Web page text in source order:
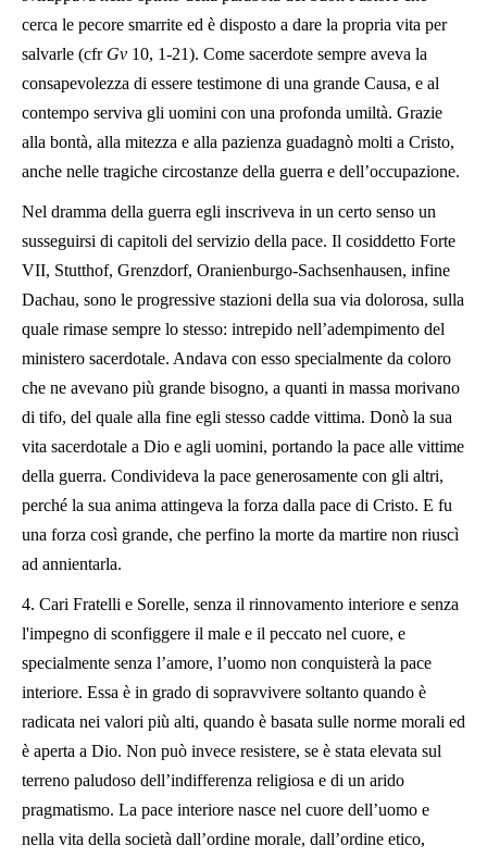
cerca le pecore smarrite ed è disposto a dare la propria vita per
salvarle (cfr Gv 10, 1-21). Come sacerdote sempre aveva la
consapevolezza di essere testimone di una grande Causa, e al
contempo serviva gli uomini con una profonda umiltà. Grazie
alla bontà, alla mitezza e alla pazienza guadagnò molti a Cristo,
anche nelle tragiche circostanze della guerra e dell’occupazione.
Nel dramma della guerra egli inscriveva in un certo senso un
susseguirsi di capitoli del servizio della pace. Il cosiddetto Forte
VII, Stutthof, Grenzdorf, Oranienburgo-Sachsenhausen, infine
Dachau, sono le progressive stazioni della sua via dolorosa, sulla
quale rimase sempre lo stesso: intrepido nell’adempimento del
ministero sacerdotale. Andava con esso specialmente da coloro
che ne avevano più grande bisogno, a quanti in massa morivano
di tifo, del quale alla fine egli stesso cadde vittima. Donò la sua
vita sacerdotale a Dio e agli uomini, portando la pace alle vittime
della guerra. Condivideva la pace generosamente con gli altri,
perché la sua anima attingeva la forza dalla pace di Cristo. E fu
una forza così grande, che perfino la morte da martire non riuscì
ad annientarla.
4. Cari Fratelli e Sorelle, senza il rinnovamento interiore e senza
l'impegno di sconfiggere il male e il peccato nel cuore, e
specialmente senza l’amore, l’uomo non conquisterà la pace
interiore. Essa è in grado di sopravvivere soltanto quando è
radicata nei valori più alti, quando è basata sulle norme morali ed
è aperta a Dio. Non può invece resistere, se è stata elevata sul
terreno paludoso dell’indifferenza religiosa e di un arido
pragmatismo. La pace interiore nasce nel cuore dell’uomo e
nella vita della società dall’ordine morale, dall’ordine etico,